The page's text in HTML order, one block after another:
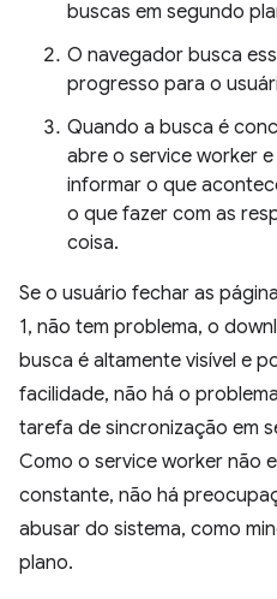
buscas em segundo
O navegador busca
progresso para o
Quando a busca é
abre o service worker
informar o que
o que fazer com as
coisa.
Se o usuário fechar as
1, não tem problema, o
busca é altamente visível e
facilidade, não há o
tarefa de sincronização em
Como o service worker não
constante, não há
abusar do sistema, como
plano.